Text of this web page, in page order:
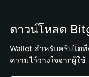
ดาวน์โหลด
Wallet สำหรับคริปโต
ความไว้วางใจจากผู้ใ